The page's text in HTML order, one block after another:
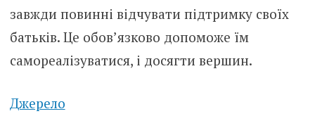
завжди повинні відчувати підтримку своїх
батьків. Це обов’язково допоможе їм
самореалізуватися, і досягти вершин.
Джерело